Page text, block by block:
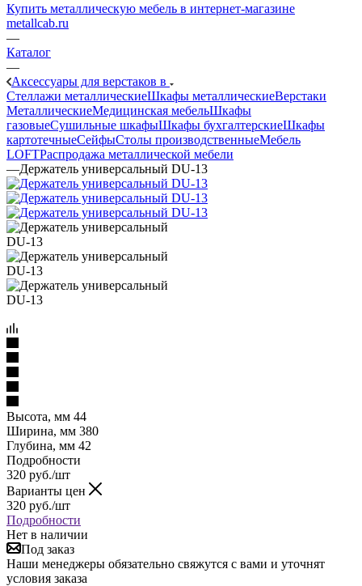
Купить металлическую мебель в интернет-магазине
metallcab.ru
—
Каталог
—
Аксессуары для верстаков в
Стеллажи металлическиеШкафы металлическиеВерстаки
МеталлическиеМедицинская мебельШкафы
газовыеСушильные шкафыШкафы бухгалтерскиеШкафы
картотечныеСейфыСтолы производственныеМебель
LOFTРаспродажа металлической мебели
—Держатель универсальный DU-13
Высота, мм 44
Ширина, мм 380
Глубина, мм 42
Подробности
320 руб./шт
Варианты цен
320 руб./шт
Подробности
Нет в наличии
Под заказ
Наши менеджеры обязательно свяжутся с вами и уточнят
условия заказа